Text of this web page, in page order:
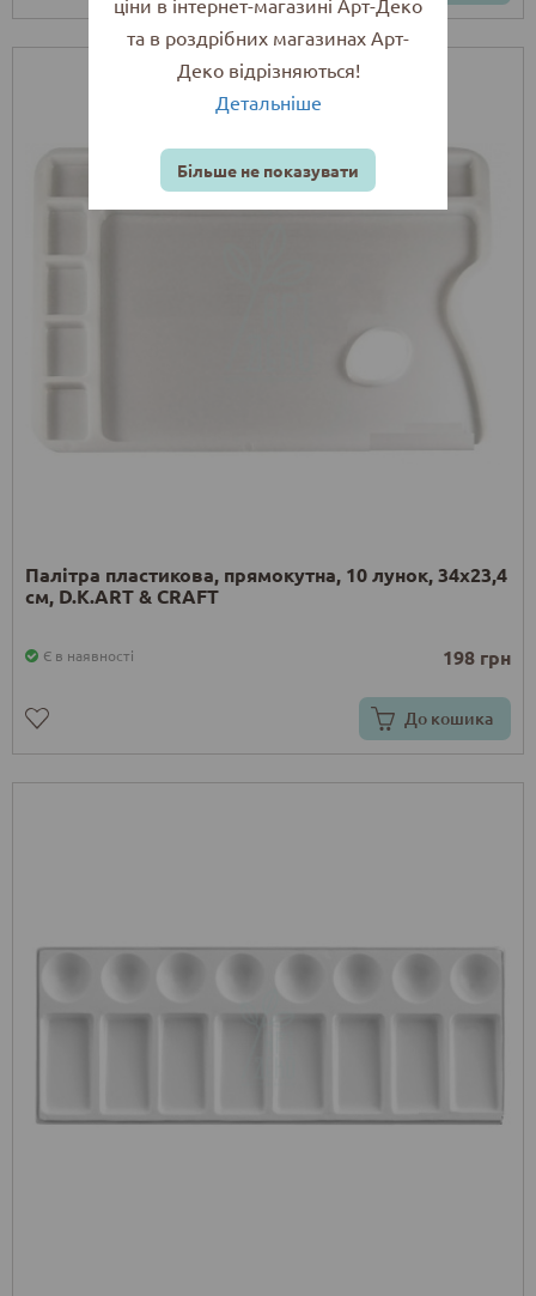
Палітра пластикова, прямокутна, 10 лунок, 34х23,4
см, D.K.ART & CRAFT
Є в наявності 198 грн
До кошика
ціни в інтернет-магазині Арт-Деко
та в роздрібних магазинах Арт-
Деко відрізняються!
Детальніше
Більше не показувати